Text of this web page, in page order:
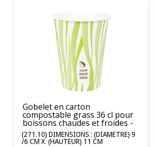
Gobelet en carton
compostable grass 36 cl pour
boissons chaudes et froides -
carton de 1000 unités
(271.10) DIMENSIONS : (DIAMÈTRE) 9
/6 CM X (HAUTEUR) 11 CM